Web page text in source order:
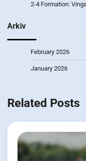
2-4 Formation:
Arkiv
February 2026
January 2026
Related Posts